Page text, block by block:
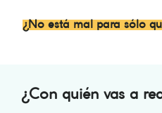
¿No está mal para sólo
¿Con quién vas a